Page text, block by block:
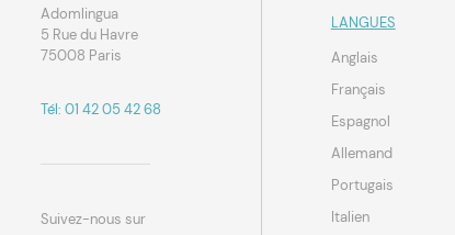
Adomlingua
5 Rue du Havre
75008 Paris
Tél: 01 42 05 42 68
Suivez-nous sur
LANGUES
Anglais
Français
Espagnol
Allemand
Portugais
Italien